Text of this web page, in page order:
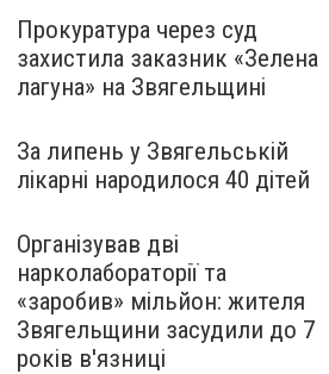
Прокуратура через суд
захистила заказник «Зелена
лагуна» на Звягельщині
За липень у Звягельській
лікарні народилося 40 дітей
Організував дві
нарколабораторії та
«заробив» мільйон: жителя
Звягельщини засудили до 7
років в'язниці